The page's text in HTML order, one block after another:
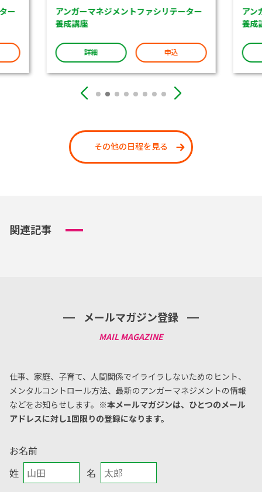
ー
アンガーマネジメントファシリテーター
養成講座
詳細 申込
アン
養成
その他の日程を見る
関連記事
メールマガジン登録
仕事、家庭、子育て、人間関係でイライラしないためのヒント、
メンタルコントロール方法、 最新のアンガーマネジメントの情報
などをお知らせします。 ※本メールマガジンは、ひとつのメール
アドレスに対し1回限りの登録になります。
お名前
姓
名